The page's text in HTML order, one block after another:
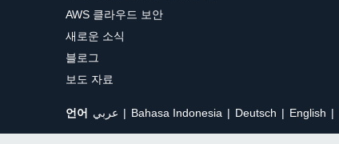
AWS 클라우드 보안
새로운 소식
블로그
보도 자료
언어 عربي Bahasa Indonesia Deutsch English